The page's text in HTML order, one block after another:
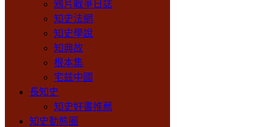
鴉片戰爭日誌
知史法網
知史學說
知典故
根本集
宅兹中國
長知史
知史好書推薦
知史動態圈